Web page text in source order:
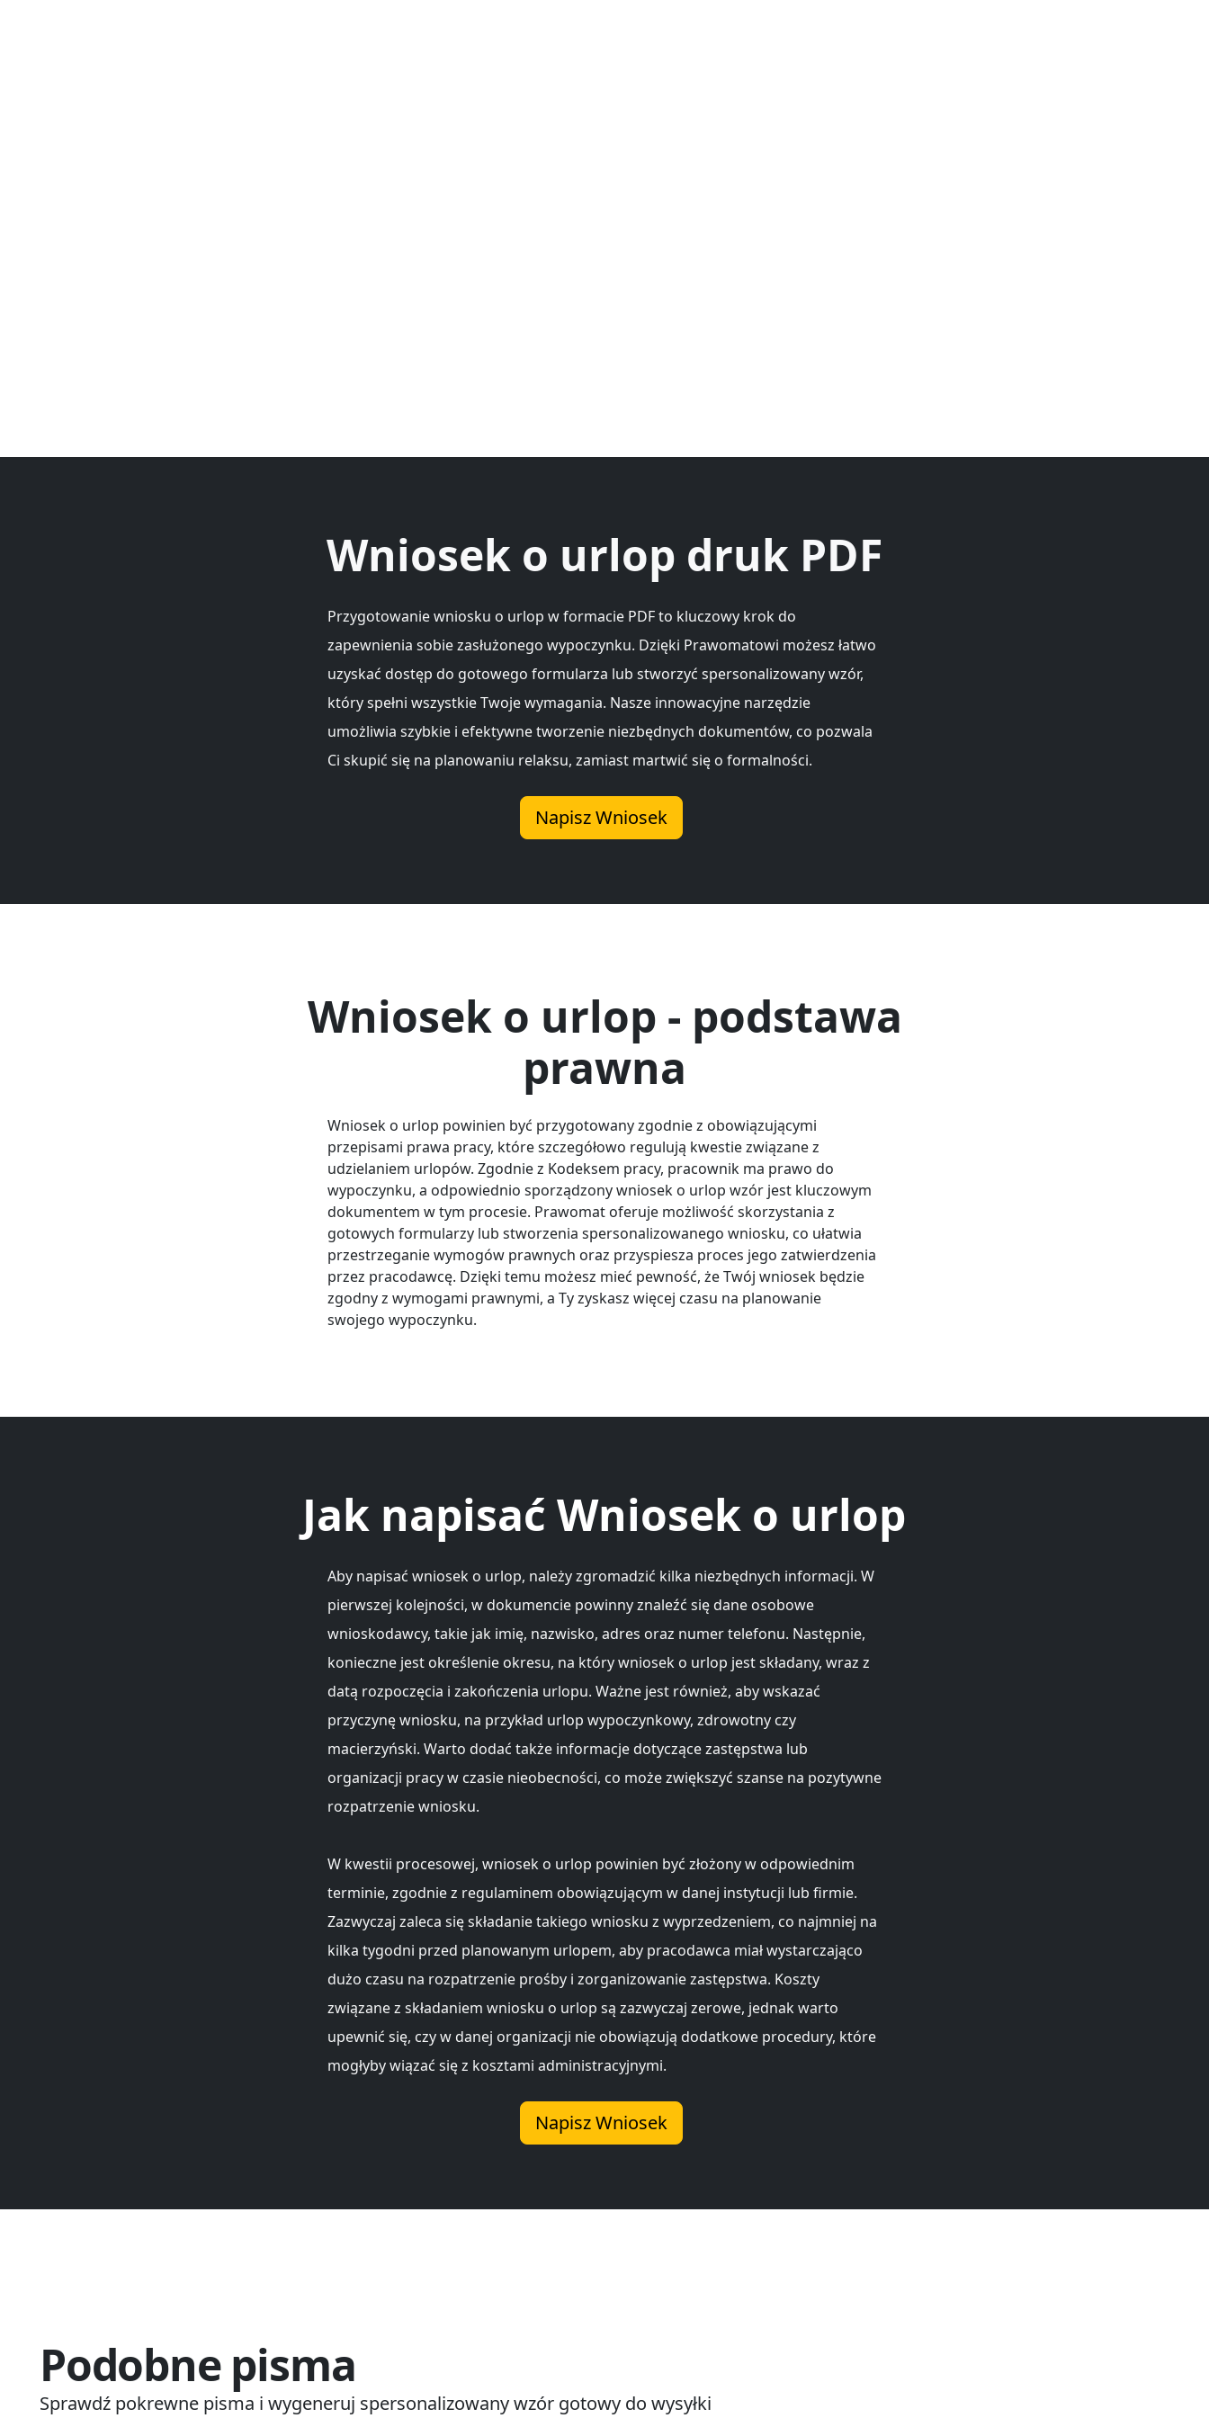
Wniosek o urlop druk PDF
Przygotowanie wniosku o urlop w formacie PDF to kluczowy krok do
zapewnienia sobie zasłużonego wypoczynku. Dzięki Prawomatowi możesz łatwo
uzyskać dostęp do gotowego formularza lub stworzyć spersonalizowany wzór,
który spełni wszystkie Twoje wymagania. Nasze innowacyjne narzędzie
umożliwia szybkie i efektywne tworzenie niezbędnych dokumentów, co pozwala
Ci skupić się na planowaniu relaksu, zamiast martwić się o formalności.
Napisz Wniosek
Wniosek o urlop - podstawa
prawna
Wniosek o urlop powinien być przygotowany zgodnie z obowiązującymi
przepisami prawa pracy, które szczegółowo regulują kwestie związane z
udzielaniem urlopów. Zgodnie z Kodeksem pracy, pracownik ma prawo do
wypoczynku, a odpowiednio sporządzony wniosek o urlop wzór jest kluczowym
dokumentem w tym procesie. Prawomat oferuje możliwość skorzystania z
gotowych formularzy lub stworzenia spersonalizowanego wniosku, co ułatwia
przestrzeganie wymogów prawnych oraz przyspiesza proces jego zatwierdzenia
przez pracodawcę. Dzięki temu możesz mieć pewność, że Twój wniosek będzie
zgodny z wymogami prawnymi, a Ty zyskasz więcej czasu na planowanie
swojego wypoczynku.
Jak napisać Wniosek o urlop
Aby napisać wniosek o urlop, należy zgromadzić kilka niezbędnych informacji. W
pierwszej kolejności, w dokumencie powinny znaleźć się dane osobowe
wnioskodawcy, takie jak imię, nazwisko, adres oraz numer telefonu. Następnie,
konieczne jest określenie okresu, na który wniosek o urlop jest składany, wraz z
datą rozpoczęcia i zakończenia urlopu. Ważne jest również, aby wskazać
przyczynę wniosku, na przykład urlop wypoczynkowy, zdrowotny czy
macierzyński. Warto dodać także informacje dotyczące zastępstwa lub
organizacji pracy w czasie nieobecności, co może zwiększyć szanse na pozytywne
rozpatrzenie wniosku.
W kwestii procesowej, wniosek o urlop powinien być złożony w odpowiednim
terminie, zgodnie z regulaminem obowiązującym w danej instytucji lub firmie.
Zazwyczaj zaleca się składanie takiego wniosku z wyprzedzeniem, co najmniej na
kilka tygodni przed planowanym urlopem, aby pracodawca miał wystarczająco
dużo czasu na rozpatrzenie prośby i zorganizowanie zastępstwa. Koszty
związane z składaniem wniosku o urlop są zazwyczaj zerowe, jednak warto
upewnić się, czy w danej organizacji nie obowiązują dodatkowe procedury, które
mogłyby wiązać się z kosztami administracyjnymi.
Napisz Wniosek
Podobne pisma
Sprawdź pokrewne pisma i wygeneruj spersonalizowany wzór gotowy do wysyłki